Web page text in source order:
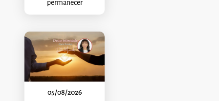
permanecer
05/08/2026